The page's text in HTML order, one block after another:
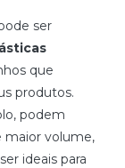
ser
que
produtos.
podem
maior volume,
ideais para